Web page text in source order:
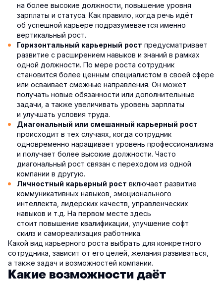
на более высокие должности, повышение уровня
зарплаты и статуса. Как правило, когда речь идёт
об успешной карьере подразумевается именно
вертикальный рост.
Горизонтальный карьерный рост предусматривает
развитие с расширением навыков и знаний в рамках
одной должности. По мере роста сотрудник
становится более ценным специалистом в своей сфере
или осваивает смежные направления. Он может
получать новые обязанности или дополнительные
задачи, а также увеличивать уровень зарплаты
и улучшать условия труда.
Диагональный или смешанный карьерный рост
происходит в тех случаях, когда сотрудник
одновременно наращивает уровень профессионализма
и получает более высокие должности. Часто
диагональный рост связан с переходом из одной
компании в другую.
Личностный карьерный рост включает развитие
коммуникативных навыков, эмоционального
интеллекта, лидерских качеств, управленческих
навыков и т.д. На первом месте здесь
стоит повышение квалификации, улучшение софт
скилз и самореализация работника.
Какой вид карьерного роста выбрать для конкретного
сотрудника, зависит от его целей, желания развиваться,
а также задач и возможностей компании.
Какие возможности даёт